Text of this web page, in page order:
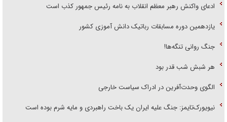
ادعای واکنش رهبر معظم انقلاب به نامه رئیس جمهور کذب است
یازدهمین دوره مسابقات رباتیک دانش آموزی کشور
جنگ روانی تنگه‌ها!
هر شبش شب قدر بود
الگوی وحدت‌آفرین در ادراک سیاست خارجی
نیویورک‌تایمز: جنگ علیه ایران یک باخت راهبردی و مایه شرم بوده است